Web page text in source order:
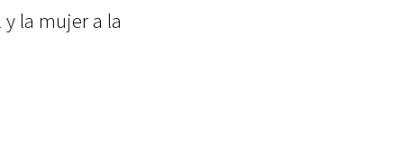
la mujer a la